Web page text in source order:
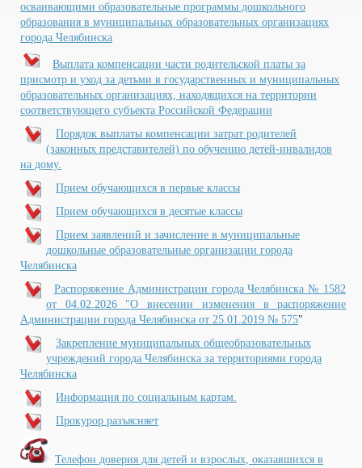
осваивающими образовательные программы дошкольного
образования в муниципальных образовательных организациях
города Челябинска
Выплата компенсации части родительской платы за
присмотр и уход за детьми в государственных и муниципальных
образовательных организациях, находящихся на территории
соответствующего субъекта Российской Федерации
Порядок выплаты компенсации затрат родителей
(законных представителей) по обучению детей-инвалидов
на дому.
Прием обучающихся в первые классы
Прием обучающихся в десятые классы
Прием заявлений и зачисление в муниципальные
дошкольные образовательные организации города
Челябинска
Распоряжение Администрации города Челябинска № 1582
от 04.02.2026 "О внесении изменения в распоряжение
Администрации города Челябинска от 25.01.2019 № 575"
Закрепление муниципальных общеобразовательных
учреждений города Челябинска за территориями города
Челябинска
Информация по социальным картам.
Прокурор разъясняет
Телефон доверия для детей и взрослых, оказавшихся в